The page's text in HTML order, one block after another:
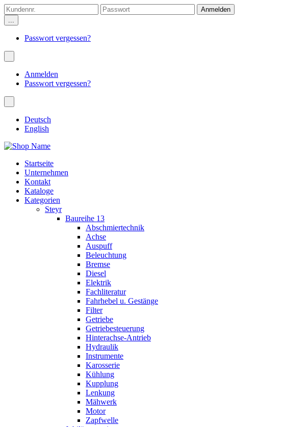
...
Passwort vergessen?
Anmelden
Passwort vergessen?
Deutsch
English
Startseite
Unternehmen
Kontakt
Kataloge
Kategorien
Steyr
Baureihe 13
Abschmiertechnik
Achse
Auspuff
Beleuchtung
Bremse
Diesel
Elektrik
Fachliteratur
Fahrhebel u. Gestänge
Filter
Getriebe
Getriebesteuerung
Hinterachse-Antrieb
Hydraulik
Instrumente
Karosserie
Kühlung
Kupplung
Lenkung
Mähwerk
Motor
Zapfwelle